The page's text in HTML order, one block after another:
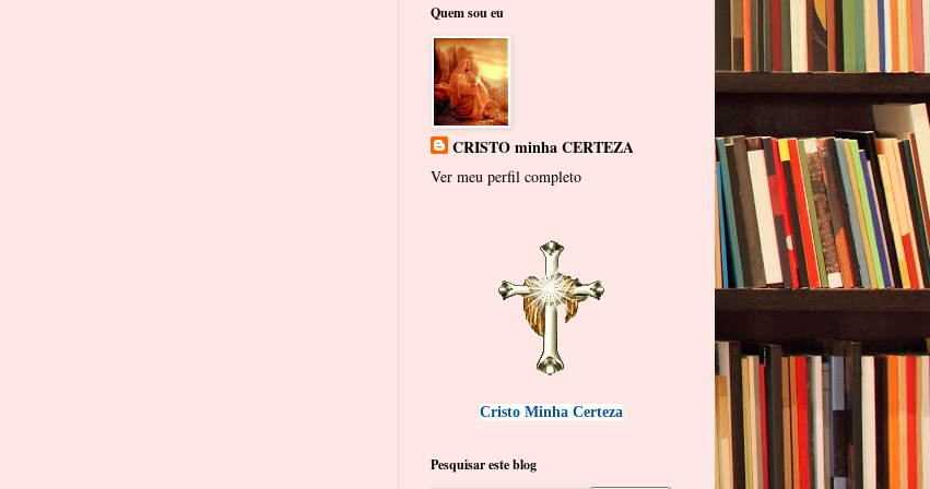
Quem sou eu
CRISTO minha CERTEZA
Ver meu perfil completo
Cristo Minha Certeza
Pesquisar este blog